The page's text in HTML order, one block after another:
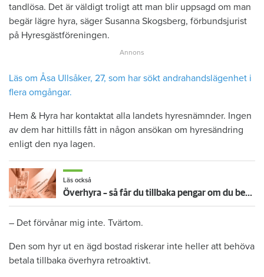
tandlösa. Det är väldigt troligt att man blir uppsagd om man
begär lägre hyra, säger Susanna Skogsberg, förbundsjurist
på Hyresgästföreningen.
Läs om Åsa Ullsåker, 27, som har sökt andrahandslägenhet i
flera omgångar.
Hem & Hyra har kontaktat alla landets hyresnämnder. Ingen
av dem har hittills fått in någon ansökan om hyresändring
enligt den nya lagen.
Läs också
Överhyra – så får du tillbaka pengar om du betalat för mycket
– Det förvånar mig inte. Tvärtom.
Den som hyr ut en ägd bostad riskerar inte heller att behöva
betala tillbaka överhyra retroaktivt.